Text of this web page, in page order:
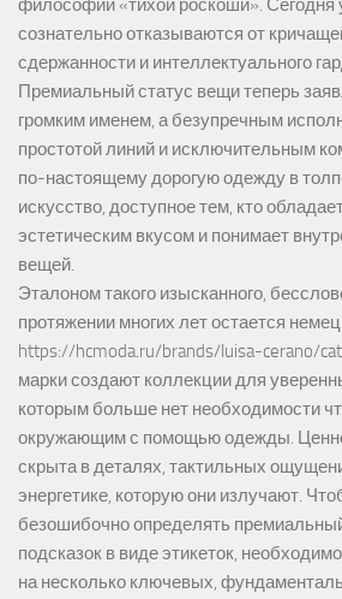
философии «тихой роскоши».
сознательно отказываются от
сдержанности и интеллектуального
Премиальный статус вещи теперь
громким именем, а безупречным
простотой линий и исключительным
по-настоящему дорогую одежду в
искусство, доступное тем, кто
эстетическим вкусом и понимает
вещей.
Эталоном такого изысканного,
протяжении многих лет остается
https://hcmoda.ru/brands/luisa-cerano/
марки создают коллекции для
которым больше нет необходимости
окружающим с помощью одежды.
скрыта в деталях, тактильных
энергетике, которую они излучают.
безошибочно определять
подсказок в виде этикеток,
на несколько ключевых,